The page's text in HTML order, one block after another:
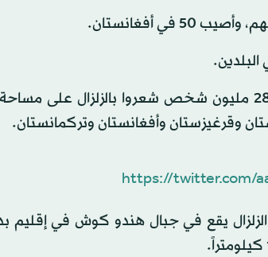
وقال المركز الأوروبي المتوسطي لرصد الزلازل، إن 285 مليون شخص
وقرغيزستان وأفغانستان وتركمانستان.
https://twitter.com/
يقع في جبال هندو كوش في إقليم